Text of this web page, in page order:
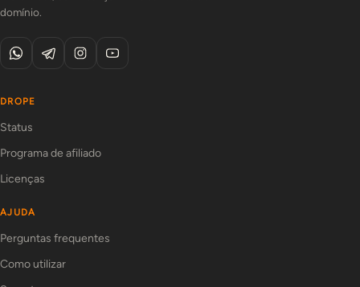
domínio.
DROPE
Status
Programa de afiliado
Licenças
AJUDA
Perguntas frequentes
Como utilizar